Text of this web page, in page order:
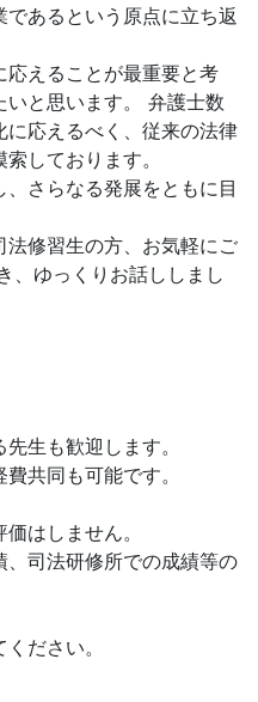
あるという原点に立ち返
えることが最重要と考
いと思います。 弁護士数
応えるべく、従来の法律
しております。
さらなる発展をともに目
修習生の方、お気軽にご
、ゆっくりお話ししまし
生も歓迎します。
共同も可能です。
はしません。
司法研修所での成績等の
ださい。